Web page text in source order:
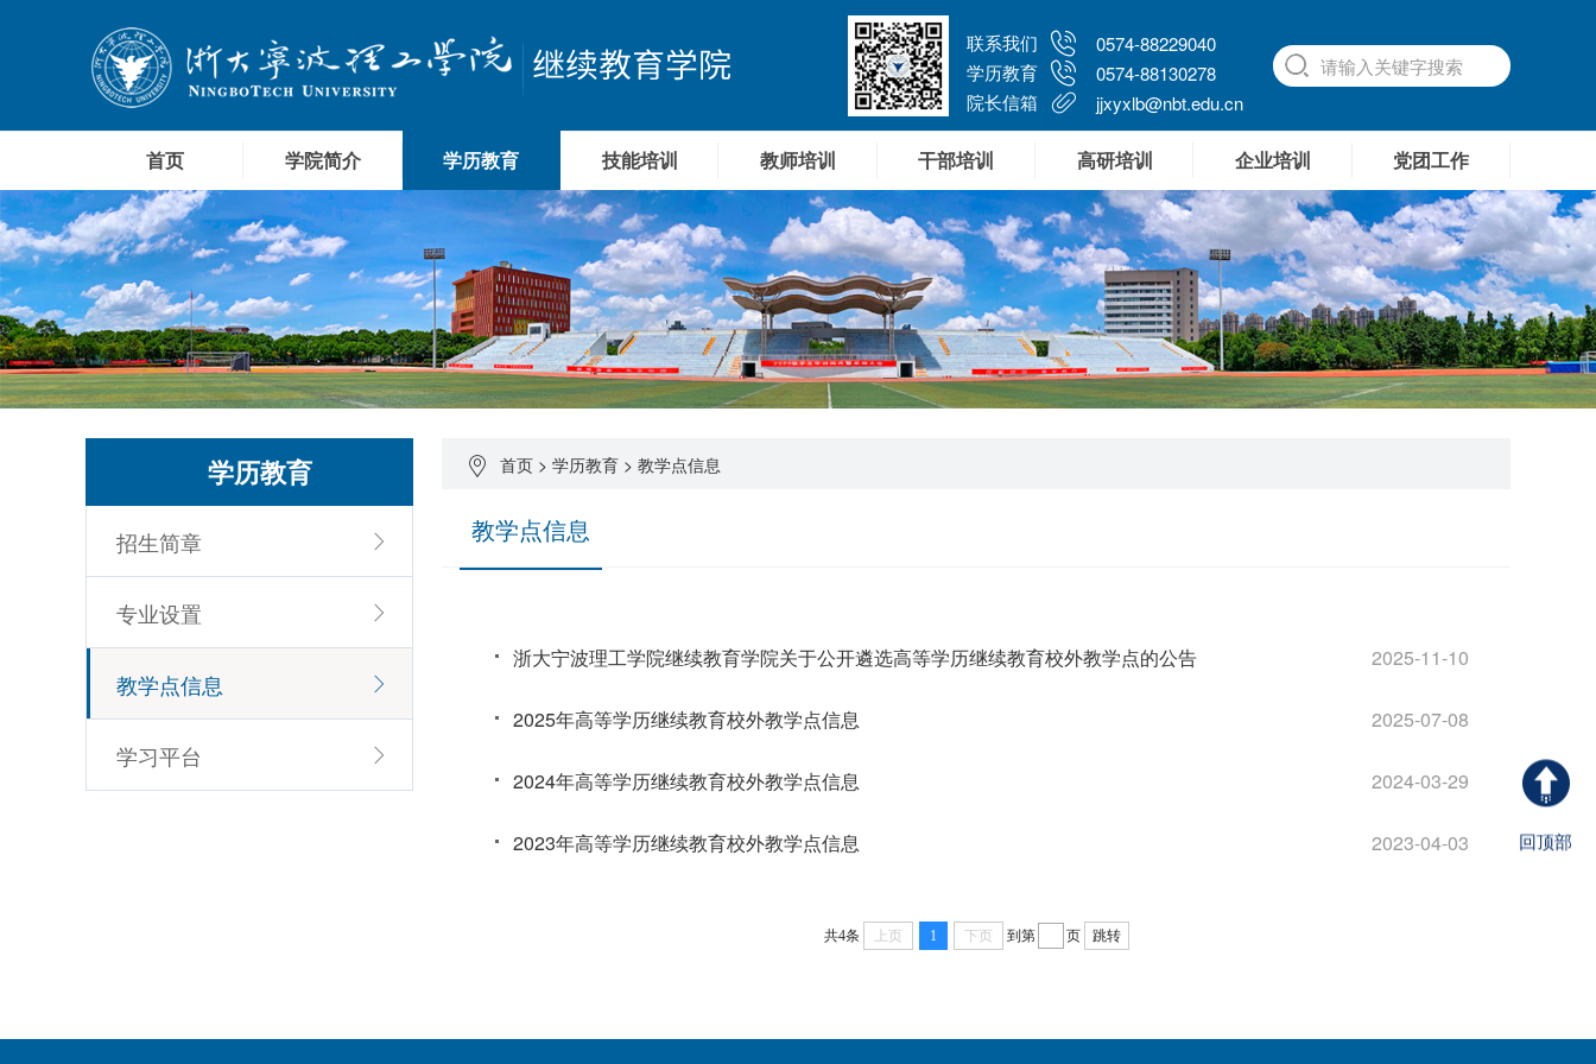
联系我们
0574-88229040
学历教育
0574-88130278
院长信箱
jjxyxlb@nbt.edu.cn
首页 学院简介 学历教育 技能培训 教师培训 干部培训 高研培训 企业培训 党团工作
首页 > 学历教育 > 教学点信息
教学点信息
2025-11-10
浙大宁波理工学院继续教育学院关于公开遴选高等学历继续教育校外教学点的公告
2025-07-08
2025年高等学历继续教育校外教学点信息
2024-03-29
2024年高等学历继续教育校外教学点信息
2023-04-03
2023年高等学历继续教育校外教学点信息
共4条 上页 1 下页 到第 页 跳转
学历教育
招生简章
专业设置
教学点信息
学习平台
回顶部